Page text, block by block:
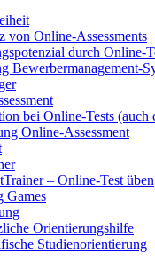
von Online-Assessments
durch Online-
Bewerbermanagement-
bei Online-Tests (auch
Online-Assessment
– Online-Test üben
Games
Orientierungshilfe
Studienorientierung